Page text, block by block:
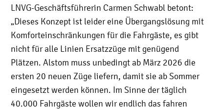
LNVG-Geschäftsführerin Carmen Schwabl betont:
„Dieses Konzept ist leider eine Übergangslösung mit
Komforteinschränkungen für die Fahrgäste, es gibt
nicht für alle Linien Ersatzzüge mit genügend
Plätzen. Alstom muss unbedingt ab März 2026 die
ersten 20 neuen Züge liefern, damit sie ab Sommer
eingesetzt werden können. Im Sinne der täglich
40.000 Fahrgäste wollen wir endlich das fahren